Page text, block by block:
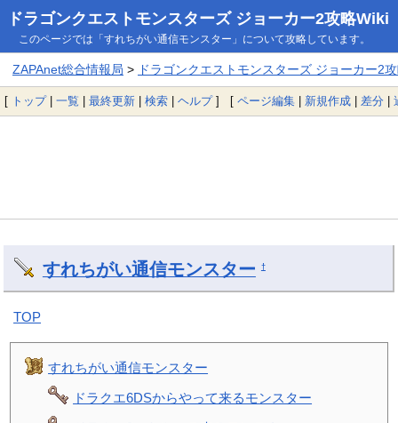
ドラゴンクエストモンスターズ ジョーカー2攻略Wiki
このページでは「すれちがい通信モンスター」について攻略しています。
ZAPAnet総合情報局 > ドラゴンクエストモンスターズ ジョーカー2
[ トップ| 一覧 | 最終更新 | 検索 | ヘルプ] [ ページ編集 | 新規作成 | 差分 |
すれちがい通信モンスター †
TOP
すれちがい通信モンスター
ドラクエ6DSからやって来るモンスター